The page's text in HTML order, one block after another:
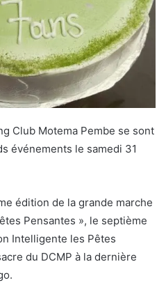
Club Motema Pembe se sont
événements le samedi 31
édition de la grande marche
Pensantes », le septième
Intelligente les Pêtes
du DCMP à la dernière